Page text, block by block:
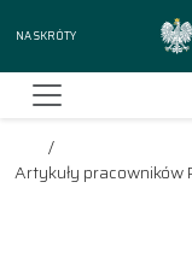
Na skróty
Artykuły pracowników